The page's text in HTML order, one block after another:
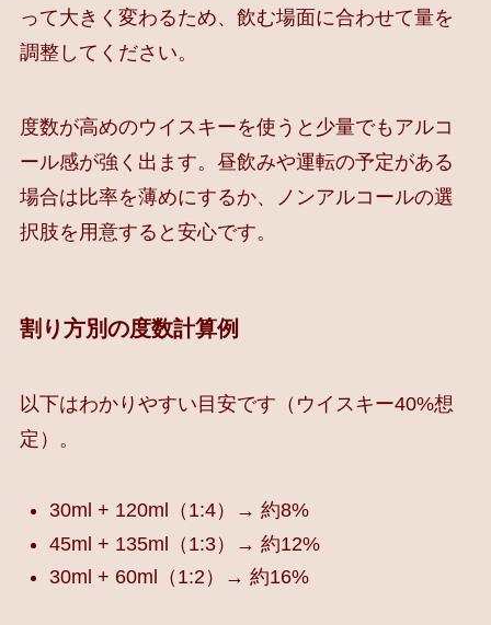
って大きく変わるため、飲む場面に合わせて量を
調整してください。
度数が高めのウイスキーを使うと少量でもアルコ
ール感が強く出ます。昼飲みや運転の予定がある
場合は比率を薄めにするか、ノンアルコールの選
択肢を用意すると安心です。
割り方別の度数計算例
以下はわかりやすい目安です（ウイスキー40%想
定）。
30ml + 120ml（1:4）→ 約8%
45ml + 135ml（1:3）→ 約12%
30ml + 60ml（1:2）→ 約16%